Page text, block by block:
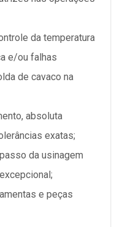
da temperatura
e/ou falhas
de cavaco na
absoluta
exatas;
da usinagem
e peças